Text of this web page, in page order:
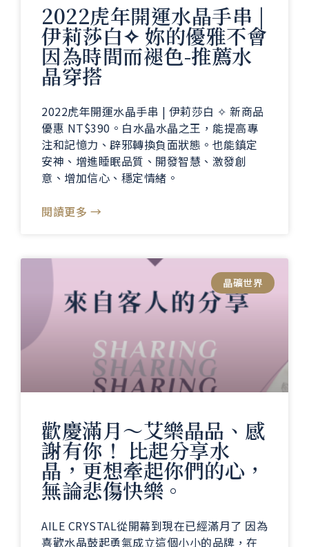
2022虎年開運水晶手串 |
伊莉莎白✧ 妳的優雅不會
因為時間而褪色-推薦水
晶穿搭
2022虎年開運水晶手串 | 伊莉莎白 ✧ 新商品
優惠 NT$390。白水晶水晶之王，能提高專
注和記憶力、辟邪轉換負面狀態。也能鎮定
安神、增進睡眠品質、開發智慧、激發創
意、增加信心、穩定情緒。
閱讀更多 →
晶礦世界
歡慶滿月～艾樂晶品、感
謝有你！ 比起分享水
晶，更想牽起你們的心，
無論悲傷快樂。
AILE CRYSTAL從開幕到現在已經滿月了 因為
喜歡水晶鼓起勇氣成立這個小小的品牌，在